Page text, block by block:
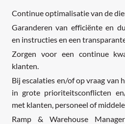
Continue optimalisatie van de
Garanderen van efficiënte en
en instructies en een
Zorgen voor een continue
klanten.
Bij escalaties en/of op vraag van
in grote prioriteitsconflicten
met klanten, personeel of
Ramp & Warehouse